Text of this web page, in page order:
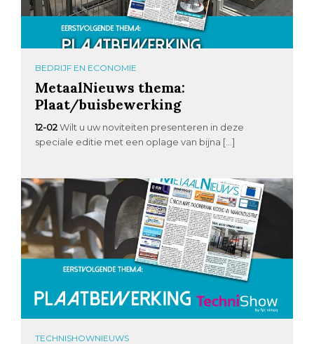
BEDRIJF EN ECONOMIE
MetaalNieuws thema:
Plaat/buisbewerking
12-02 Wilt u uw noviteiten presenteren in deze
speciale editie met een oplage van bijna […]
TECHNISHOWNIEUWS